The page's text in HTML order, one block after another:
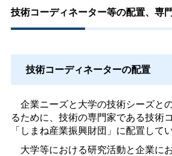
技術コーディネーター等の配置、専
技術コーディネーターの配置
企業ニーズと大学の技術シーズと
るために、技術の専門家である技術
「しまね産業振興財団」に配置してい
大学等における研究活動と企業に